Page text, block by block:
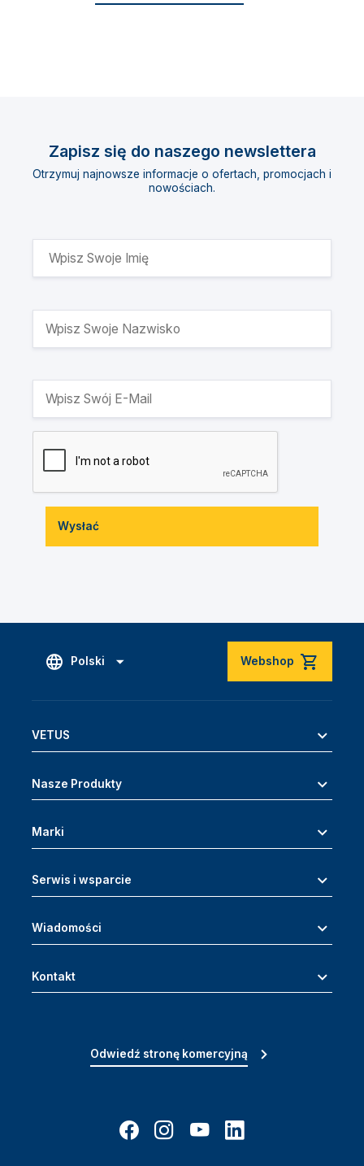
Zapisz się do naszego newslettera
Otrzymuj najnowsze informacje o ofertach, promocjach i
nowościach.
Wysłać
Polski Webshop
VETUS
Nasze Produkty
Marki
Serwis i wsparcie
Wiadomości
Kontakt
Odwiedź stronę komercyjną